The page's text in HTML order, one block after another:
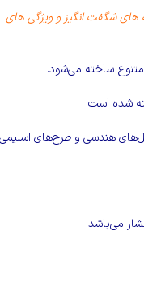
های شگفت انگیز و ویژگی های
ساخته می‌شود.
شده است.
هندسی و طرح‌های اسلیمی
می‌باشد.